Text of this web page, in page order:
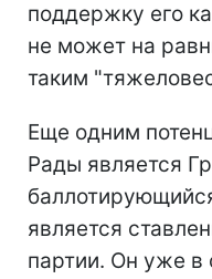
поддержку его
не может на
таким
Еще одним
Рады является
является
партии. Он уже в